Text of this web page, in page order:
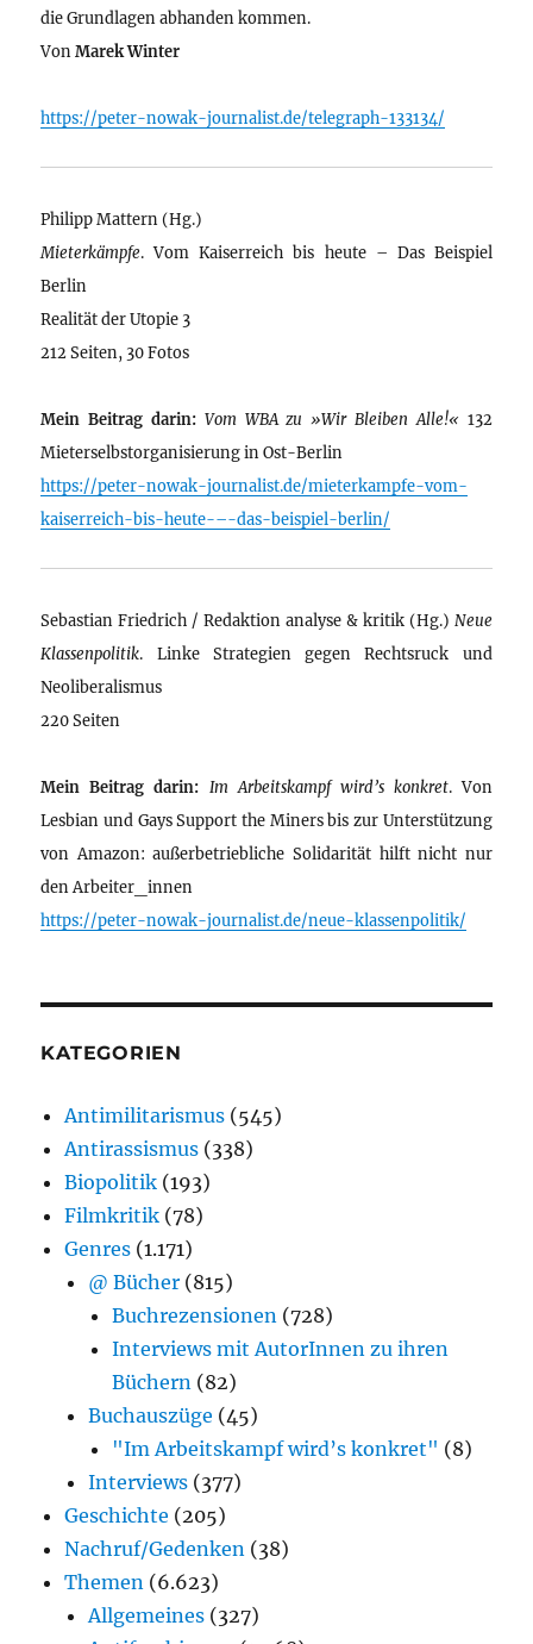
die Grundlagen abhanden kommen.
VonMarek Winter
https://peter-nowak-journalist.de/telegraph-133134/
Philipp Mattern (Hg.)
Mieterkämpfe. Vom Kaiserreich bis heute – Das Beispiel
Berlin
Realität der Utopie 3
212 Seiten, 30 Fotos
Mein Beitrag darin: Vom WBA zu »Wir Bleiben Alle!« 132
Mieterselbstorganisierung in Ost-Berlin
https://peter-nowak-journalist.de/mieterkampfe-vom-
kaiserreich-bis-heute-–-das-beispiel-berlin/
Sebastian Friedrich / Redaktion analyse & kritik (Hg.) Neue
Klassenpolitik. Linke Strategien gegen Rechtsruck und
Neoliberalismus
220 Seiten
Mein Beitrag darin: Im Arbeitskampf wird’s konkret. Von
Lesbian und Gays Support the Miners bis zur Unterstützung
von Amazon: außerbetriebliche Solidarität hilft nicht nur
den Arbeiter_innen
https://peter-nowak-journalist.de/neue-klassenpolitik/
KATEGORIEN
Antimilitarismus (545)
Antirassismus (338)
Biopolitik (193)
Filmkritik (78)
Genres (1.171)
@ Bücher (815)
Buchrezensionen (728)
Interviews mit AutorInnen zu ihren
Büchern (82)
Buchauszüge (45)
"Im Arbeitskampf wird’s konkret" (8)
Interviews (377)
Geschichte (205)
Nachruf/Gedenken (38)
Themen (6.623)
Allgemeines (327)